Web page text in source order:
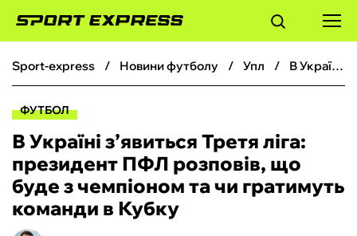
ФУТБОЛ
БОКС
ХОКЕЙ
sport-express новини футболу упл В Україні з’явиться Третя ліга: президент ПФЛ розповів, що буде з чемпіоном та чи гратимуть команди в Кубку
ФУТБОЛ
В Україні з’явиться Третя ліга:
президент ПФЛ розповів, що
буде з чемпіоном та чи гратимуть
команди в Кубку